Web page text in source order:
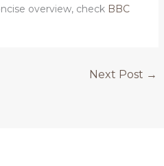
overview, check BBC
Next Post →